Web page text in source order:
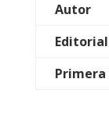
Autor
Editorial
Primera